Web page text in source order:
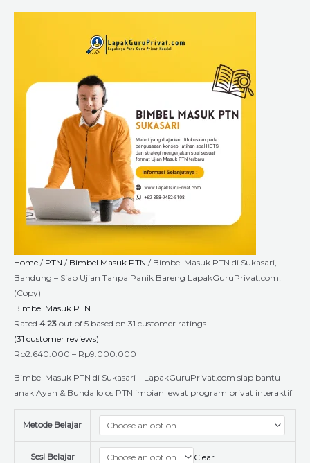
Home / PTN / Bimbel Masuk PTN / Bimbel Masuk PTN di Sukasari,
Bandung – Siap Ujian Tanpa Panik Bareng LapakGuruPrivat.com!
(Copy)
Bimbel Masuk PTN
Rated 4.23 out of 5 based on 31 customer ratings
(31 customer reviews)
Rp2.640.000 – Rp9.000.000
Rp2.640.000
through
Bimbel Masuk PTN di Sukasari – LapakGuruPrivat.com siap bantu
anak Ayah & Bunda lolos PTN impian lewat program privat interaktif
Metode Belajar
Sesi Belajar Clear
Bandung
LapakGuruPrivat.com!
(Copy)
quantity